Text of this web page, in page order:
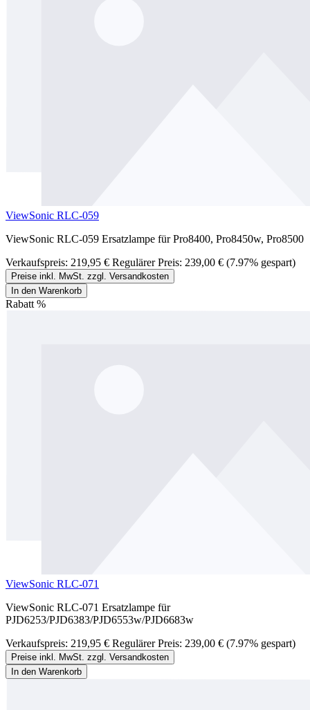
ViewSonic RLC-059
ViewSonic RLC-059 Ersatzlampe für Pro8400, Pro8450w, Pro8500
Verkaufspreis: 219,95 € Regulärer Preis: 239,00 € (7.97% gespart)
Preise inkl. MwSt. zzgl. Versandkosten
In den Warenkorb
Rabatt %
ViewSonic RLC-071
ViewSonic RLC-071 Ersatzlampe für
PJD6253/PJD6383/PJD6553w/PJD6683w
Verkaufspreis: 219,95 € Regulärer Preis: 239,00 € (7.97% gespart)
Preise inkl. MwSt. zzgl. Versandkosten
In den Warenkorb